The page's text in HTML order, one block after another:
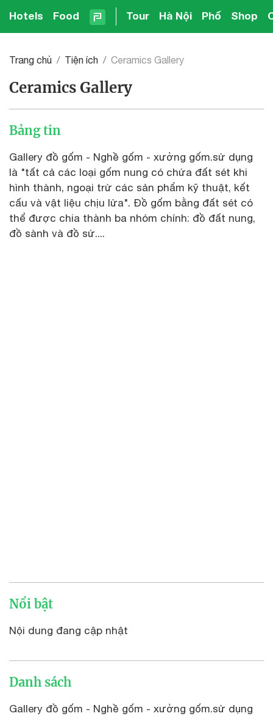
Hotels Food Tour Hà Nội Phố Shop
Trang chủ Tiện ích Ceramics Gallery
Ceramics Gallery
Bảng tin
Gallery đồ gốm - Nghề gốm - xưởng gốm.sử dụng
là "tất cả các loại gốm nung có chứa đất sét khi
hình thành, ngoại trừ các sản phẩm kỹ thuật, kết
cấu và vật liệu chịu lửa". Đồ gốm bằng đất sét có
thể được chia thành ba nhóm chính: đồ đất nung,
đồ sành và đồ sứ....
Nổi bật
Nội dung đang cập nhật
Danh sách
Gallery đồ gốm - Nghề gốm - xưởng gốm.sử dụng